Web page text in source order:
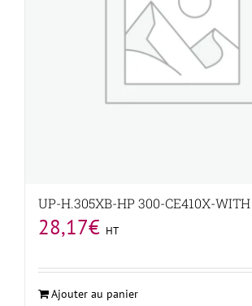
UP-H.305XB-HP 300-CE410X-
28,17€ HT
Ajouter au panier